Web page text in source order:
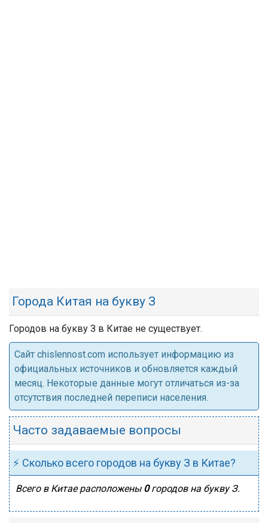
Города Китая на букву З
Городов на букву З в Китае не существует.
Cайт chislennost.com использует информацию из
официальных источников и обновляется каждый
месяц. Некоторые данные могут отличаться из-за
отсутствия последней переписи населения.
Часто задаваемые вопросы
⚡ Сколько всего городов на букву З в Китае?
Всего в Китае расположены 0городов на букву З.